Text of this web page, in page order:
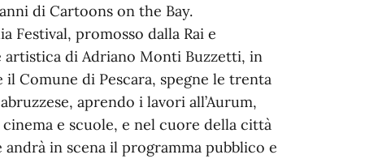
di Cartoons on the Bay.
Festival, promosso dalla Rai e
artistica di Adriano Monti Buzzetti, in
Comune di Pescara, spegne le trenta
aprendo i lavori all’Aurum,
e scuole, e nel cuore della città
in scena il programma pubblico e